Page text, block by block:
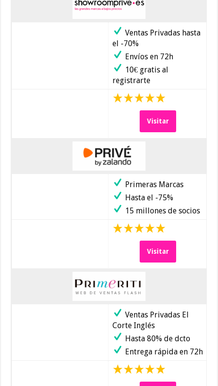
Ventas Privadas hasta
el -70%
Envíos en 72h
10€ gratis al
registrarte
Visitar
Primeras Marcas
Hasta el -75%
15 millones de socios
Visitar
Ventas Privadas El
Corte Inglés
Hasta 80% de dcto
Entrega rápida en 72h